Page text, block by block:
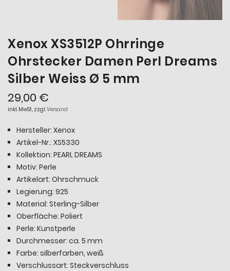
Xenox XS3512P Ohrringe
Ohrstecker Damen Perl Dreams
Silber Weiss Ø 5 mm
29,00 €
inkl. MwSt., zzgl.Versand
Hersteller: Xenox
Artikel-Nr.: XS5330
Kollektion: PEARL DREAMS
Motiv: Perle
Artikelart: Ohrschmuck
Legierung: 925
Material: Sterling-Silber
Oberfläche: Poliert
Perle: Kunstperle
Durchmesser: ca. 5 mm
Farbe: silberfarben, weiß
Verschlussart: Steckverschluss